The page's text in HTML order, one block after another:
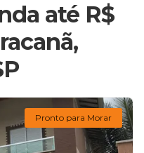
até R$
Pronto para Morar